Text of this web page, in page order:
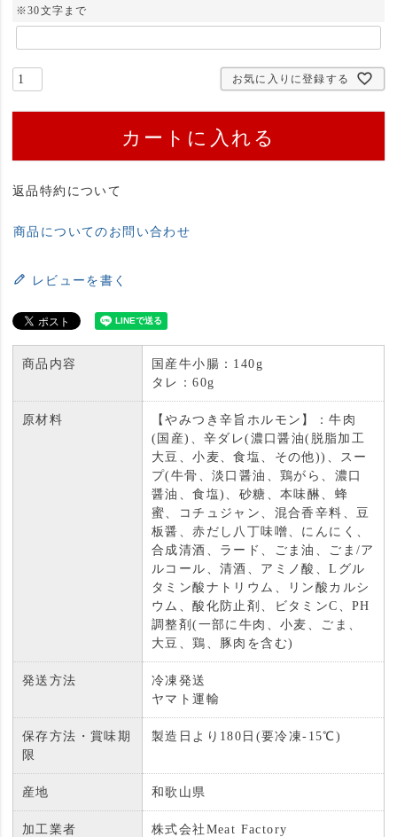
)
※30文字まで
お気に入りに登録する
カートに入れる
返品特約について
商品についてのお問い合わせ
レビューを書く
商品内容
国産牛小腸：140g
タレ：60g
原材料
【やみつき辛旨ホルモン】：牛肉
(国産)、辛ダレ(濃口醤油(脱脂加工
大豆、小麦、食塩、その他))、スー
プ(牛骨、淡口醤油、鶏がら、濃口
醤油、食塩)、砂糖、本味醂、蜂
蜜、コチュジャン、混合香辛料、豆
板醤、赤だし八丁味噌、にんにく、
合成清酒、ラード、ごま油、ごま/ア
ルコール、清酒、アミノ酸、Lグル
タミン酸ナトリウム、リン酸カルシ
ウム、酸化防止剤、ビタミンC、PH
調整剤(一部に牛肉、小麦、ごま、
大豆、鶏、豚肉を含む)
発送方法
冷凍発送
ヤマト運輸
保存方法・賞味期
限
製造日より180日(要冷凍-15℃)
産地 和歌山県
加工業者
株式会社Meat Factory